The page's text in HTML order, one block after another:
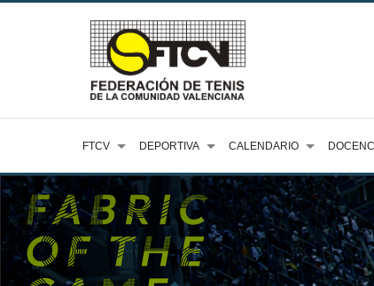
FTCV DEPORTIVA CALENDARIO